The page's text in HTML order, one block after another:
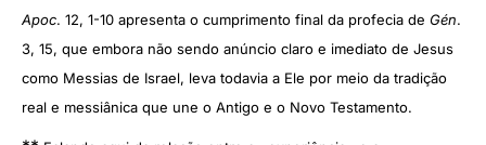
Apoc. 12, 1-10 apresenta o cumprimento final da profecia de Gén.
3, 15, que embora não sendo anúncio claro e imediato de Jesus
como Messias de Israel, leva todavia a Ele por meio da tradição
real e messiânica que une o Antigo e o Novo Testamento.